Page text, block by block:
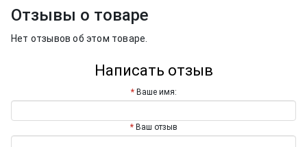
Отзывы о товаре
Нет отзывов об этом товаре.
Написать отзыв
Ваше имя:
Ваш отзыв